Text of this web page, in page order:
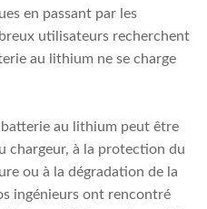
en passant par les
utilisateurs recherchent
au lithium ne se charge
au lithium peut être
chargeur, à la protection du
ou à la dégradation de la
ingénieurs ont rencontré